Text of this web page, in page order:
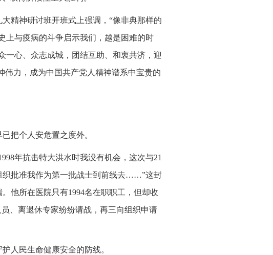
精神研讨班开班式上强调，“像非典那样的
上与疫病的斗争启示我们，越是困难的时
一心、众志成城，团结互助、和衷共济，迎
伟力，成为中国共产党人精神谱系中宝贵的
把个人安危置之度外。
年抗击特大洪水时我没有机会，这次与21
批准我作为第一批战士到前线去……”这封
他所在医院只有1994名在职职工，但却收
、离退休专家纷纷请战，再三向组织申请
人民生命健康安全的防线。